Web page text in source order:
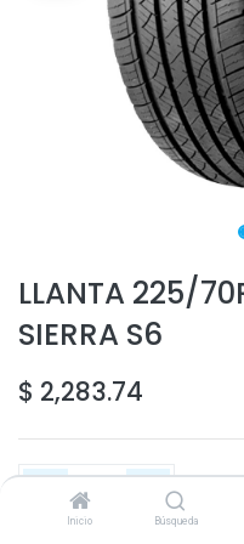
Inicio Búsqueda
LLANTA 225/
SIERRA S6
$ 2,283.74